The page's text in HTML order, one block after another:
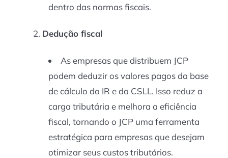
dentro das normas fiscais.
Dedução fiscal
As empresas que distribuem JCP
podem deduzir os valores pagos da base
de cálculo do IR e da CSLL. Isso reduz a
carga tributária e melhora a eficiência
fiscal, tornando o JCP uma ferramenta
estratégica para empresas que desejam
otimizar seus custos tributários.